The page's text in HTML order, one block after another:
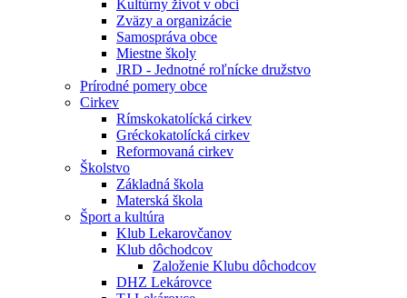
Kultúrny život v obci
Zväzy a organizácie
Samospráva obce
Miestne školy
JRD - Jednotné roľnícke družstvo
Prírodné pomery obce
Cirkev
Rímskokatolícká cirkev
Gréckokatolícká cirkev
Reformovaná cirkev
Školstvo
Základná škola
Materská škola
Šport a kultúra
Klub Lekarovčanov
Klub dôchodcov
Založenie Klubu dôchodcov
DHZ Lekárovce